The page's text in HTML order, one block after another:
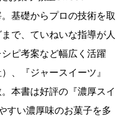
基礎からプロの技術を取
で、ていねいな指導が人
ピ考案など幅広く活躍
、『ジャースイーツ』
本書は好評の『濃厚スイ
すい濃厚味のお菓子を多